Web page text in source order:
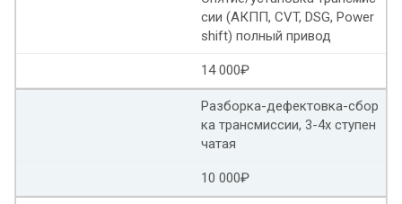
Адаптация АКПП тигуан
Адаптация АКПП Форд мондео 5
Адаптация АКПП Форд фокус 3
сии (АКПП, CVT, DSG, Power
shift) полный привод
14 000₽
Разборка-дефектовка-сбор
ка трансмиссии, 3-4х ступен
чатая
10 000₽